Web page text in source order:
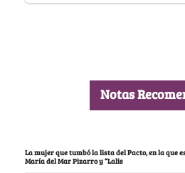
Notas
La mujer que tumbó la lista del Pacto, en la que
María del Mar Pizarro y “Lalis